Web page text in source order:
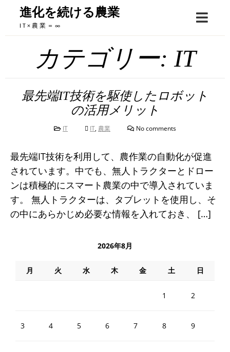
content
進化を続ける農業
IT×農業＝∞
カテゴリー: IT
最先端IT技術を駆使したロボット
の活用メリット
IT IT, 農業 No comments
最先端IT技術を利用して、農作業の自動化が促進
されています。中でも、無人トラクターとドロー
ンは積極的にスマート農業の中で導入されていま
す。 無人トラクターは、タブレットを使用し、そ
の中にあらかじめ必要な情報を入れておき、 […]
2026年8月
月 火 水 木 金 土 日
1 2
3 4 5 6 7 8 9